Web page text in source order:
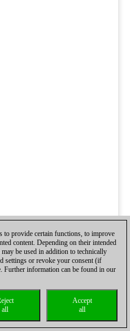
to provide certain functions, to improve
content. Depending on their intended
be used in addition to technically
settings or revoke your consent (if
Further information can be found in our
Accept
all
all